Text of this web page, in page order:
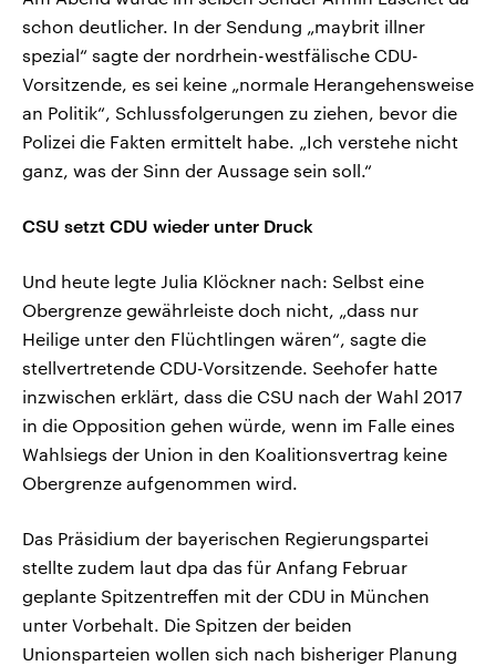
schon deutlicher. In der Sendung „maybrit illner
spezial“ sagte der nordrhein-westfälische CDU-
Vorsitzende, es sei keine „normale Herangehensweise
an Politik“, Schlussfolgerungen zu ziehen, bevor die
Polizei die Fakten ermittelt habe. „Ich verstehe nicht
ganz, was der Sinn der Aussage sein soll.“
CSU setzt CDU wieder unter Druck
Und heute legte Julia Klöckner nach: Selbst eine
Obergrenze gewährleiste doch nicht, „dass nur
Heilige unter den Flüchtlingen wären“, sagte die
stellvertretende CDU-Vorsitzende. Seehofer hatte
inzwischen erklärt, dass die CSU nach der Wahl 2017
in die Opposition gehen würde, wenn im Falle eines
Wahlsiegs der Union in den Koalitionsvertrag keine
Obergrenze aufgenommen wird.
Das Präsidium der bayerischen Regierungspartei
stellte zudem laut dpa das für Anfang Februar
geplante Spitzentreffen mit der CDU in München
unter Vorbehalt. Die Spitzen der beiden
Unionsparteien wollen sich nach bisheriger Planung